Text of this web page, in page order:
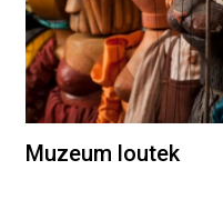
Muzeum loutek